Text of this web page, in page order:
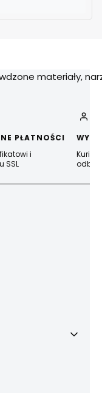
materiały,
PŁATNOŚCI
i
SSL